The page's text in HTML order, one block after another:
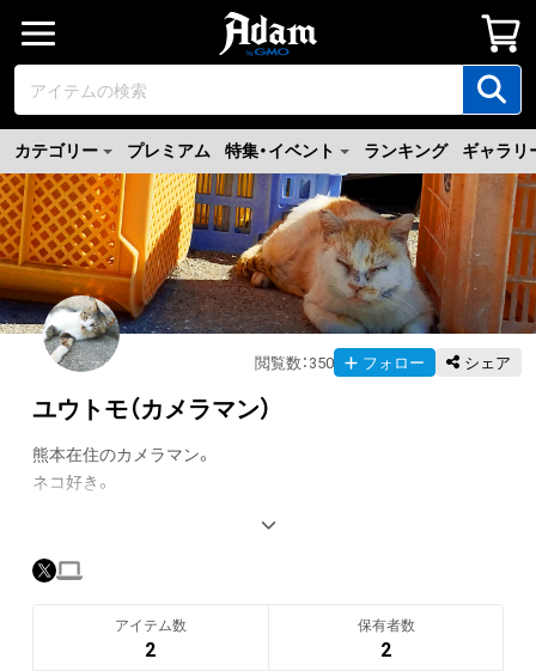
カテゴリー プレミアム 特集・イベント ランキング ギャラリ
閲覧数 ： 350 フォロー シェア
ユウトモ（カメラマン）
熊本在住のカメラマン。
ネコ好き。
アイテム数
2
保有者数
2